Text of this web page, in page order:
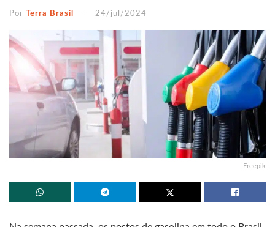
Por Terra Brasil 24/jul/2024
Freepik